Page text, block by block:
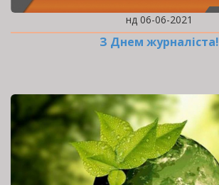
нд 06-06-2021
З Днем журналіста!